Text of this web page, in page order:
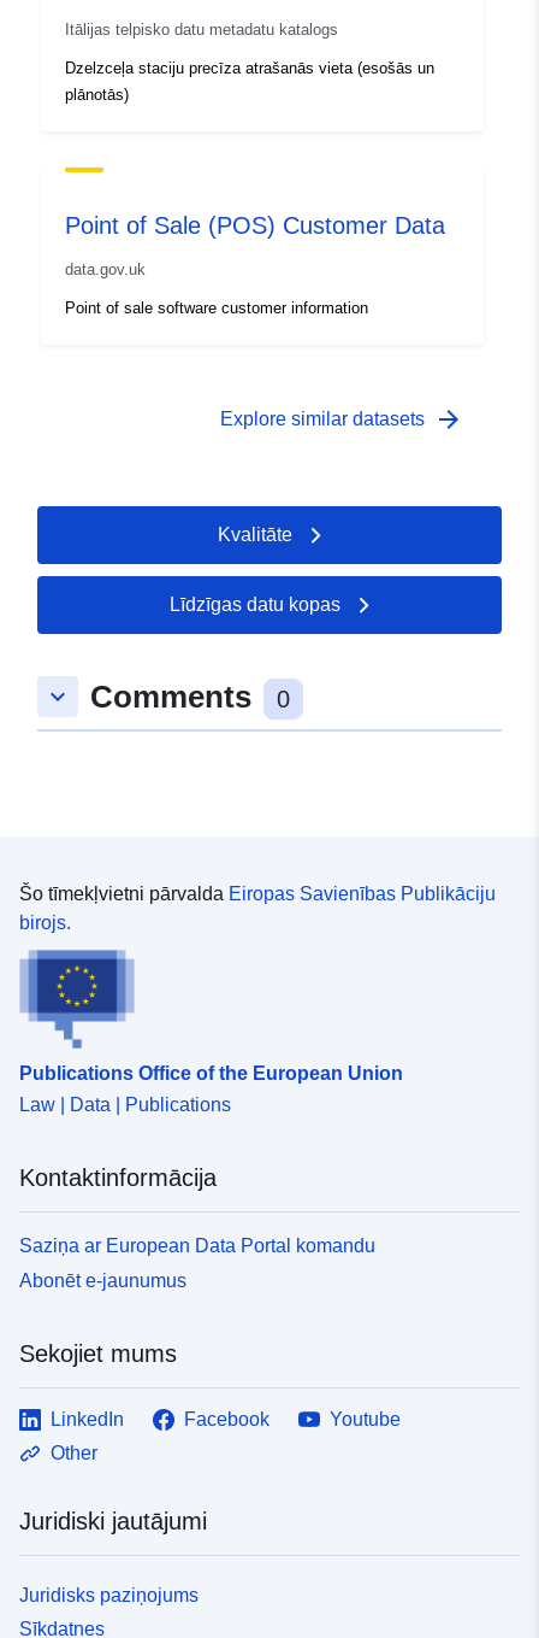
Itālijas telpisko datu metadatu katalogs
Dzelzceļa staciju precīza atrašanās vieta (esošās un
plānotās)
Point of Sale (POS) Customer Data
data.gov.uk
Point of sale software customer information
Explore similar datasets arrow_forward
Kvalitāte
Līdzīgas datu kopas
keyboard_arrow_down Comments 0
Šo tīmekļvietni pārvalda Eiropas Savienības Publikāciju
birojs.
Publications Office of the European Union
Law | Data | Publications
Kontaktinformācija
Saziņa ar European Data Portal komandu
Abonēt e-jaunumus
Sekojiet mums
LinkedIn Facebook
Youtube
Other
Juridiski jautājumi
Juridisks paziņojums
Sīkdatnes